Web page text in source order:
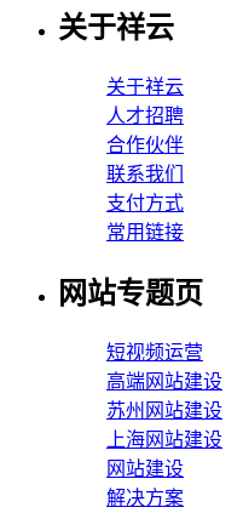
关于祥云
关于祥云
人才招聘
合作伙伴
联系我们
支付方式
常用链接
网站专题页
短视频运营
高端网站建设
苏州网站建设
上海网站建设
网站建设
解决方案